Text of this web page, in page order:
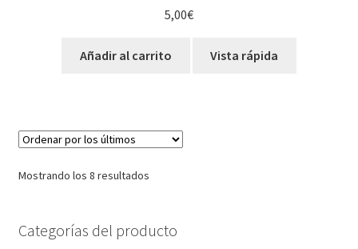
5,00€
Añadir al carrito Vista rápida
Mostrando los 8 resultadosOrdenado
últimos
Categorías del producto